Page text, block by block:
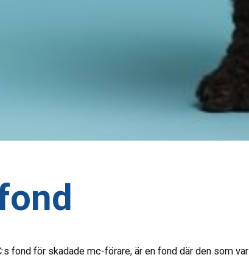
fond för skadade mc-förare, är en fond där den som var